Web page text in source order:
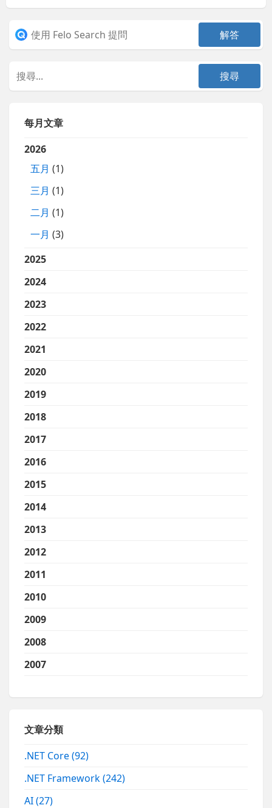
每月文章
2026
五月 (1)
三月 (1)
二月 (1)
一月 (3)
2025
2024
2023
2022
2021
2020
2019
2018
2017
2016
2015
2014
2013
2012
2011
2010
2009
2008
2007
文章分類
.NET Core(92)
.NET Framework(242)
AI(27)